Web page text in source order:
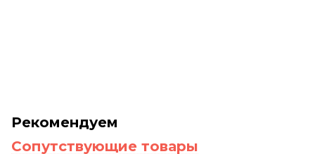
Рекомендуем
Сопутствующие товары